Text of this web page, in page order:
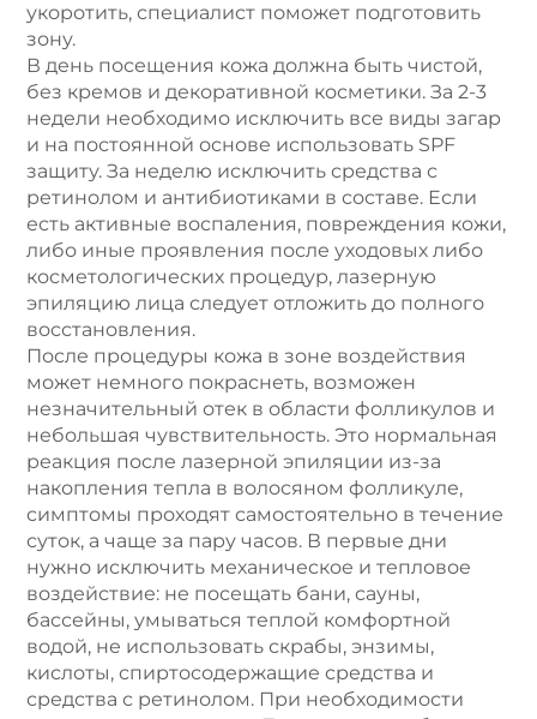
укоротить, специалист поможет подготовить
зону.
В день посещения кожа должна быть чистой,
без кремов и декоративной косметики. За 2-3
недели необходимо исключить все виды загар
и на постоянной основе использовать SPF
защиту. За неделю исключить средства с
ретинолом и антибиотиками в составе. Если
есть активные воспаления, повреждения кожи,
либо иные проявления после уходовых либо
косметологических процедур, лазерную
эпиляцию лица следует отложить до полного
восстановления.
После процедуры кожа в зоне воздействия
может немного покраснеть, возможен
незначительный отек в области фолликулов и
небольшая чувствительность. Это нормальная
реакция после лазерной эпиляции из-за
накопления тепла в волосяном фолликуле,
симптомы проходят самостоятельно в течение
суток, а чаще за пару часов. В первые дни
нужно исключить механическое и тепловое
воздействие: не посещать бани, сауны,
бассейны, умываться теплой комфортной
водой, не использовать скрабы, энзимы,
кислоты, спиртосодержащие средства и
средства с ретинолом. При необходимости